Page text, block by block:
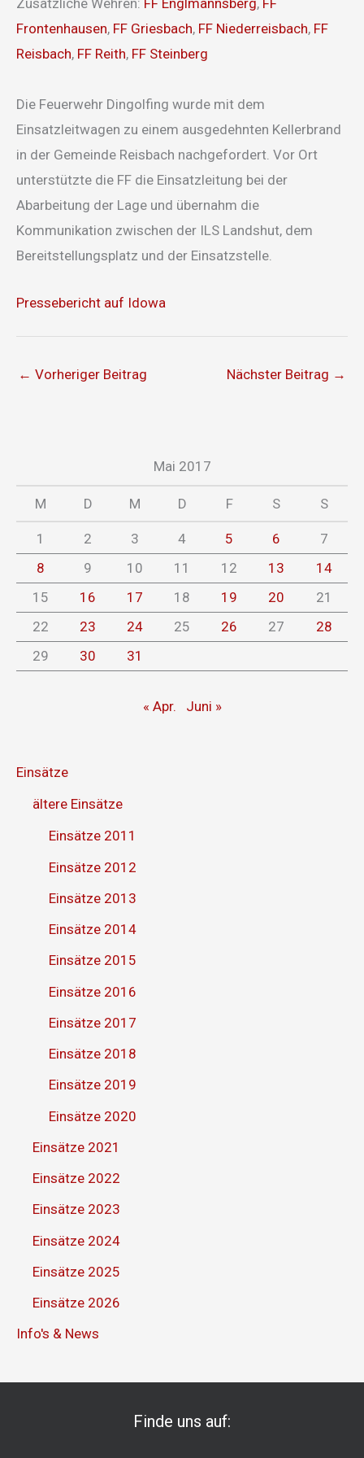
Frontenhausen, FF Griesbach, FF Niederreisbach, FF
Reisbach, FF Reith, FF Steinberg
Die Feuerwehr Dingolfing wurde mit dem
Einsatzleitwagen zu einem ausgedehnten Kellerbrand
in der Gemeinde Reisbach nachgefordert. Vor Ort
unterstützte die FF die Einsatzleitung bei der
Abarbeitung der Lage und übernahm die
Kommunikation zwischen der ILS Landshut, dem
Bereitstellungsplatz und der Einsatzstelle.
Pressebericht auf Idowa
← Vorheriger Beitrag Nächster Beitrag →
Mai 2017
M D M D F S S
1 2 3 4 5 6
7
8
9 10 11 12 13
14
15
16 17 18 19 20
21
22
23 24 25 26 27
28
29
30 31
« Apr. Juni »
Einsätze
ältere Einsätze
Einsätze 2011
Einsätze 2012
Einsätze 2013
Einsätze 2014
Einsätze 2015
Einsätze 2016
Einsätze 2017
Einsätze 2018
Einsätze 2019
Einsätze 2020
Einsätze 2021
Einsätze 2022
Einsätze 2023
Einsätze 2024
Einsätze 2025
Einsätze 2026
Info's & News
Finde uns auf: